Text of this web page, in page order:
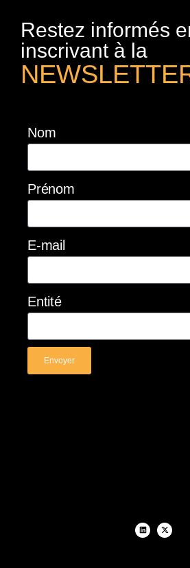
Restez informés
inscrivant à la
Nom
Prénom
E-mail
Entité
Envoyer